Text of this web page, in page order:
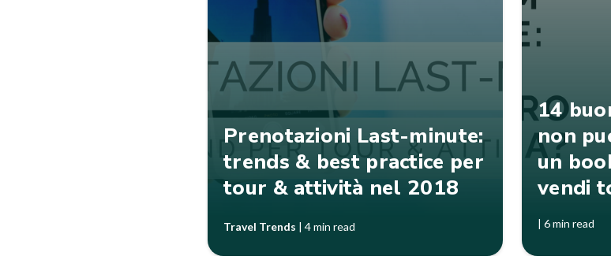
Prenotazioni Last-minute:
trends & best practice per
tour & attività nel 2018
Travel Trends | 4 min read
14
non
un
vendi
| 6 min read